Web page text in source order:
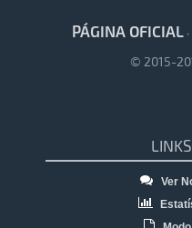
PÁGINA OFICIAL ·
© 2015-
Ver